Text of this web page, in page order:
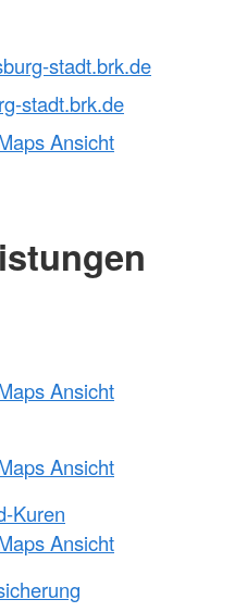
stadt.brk.de
stadt.brk.de
Ansicht
Ansicht
Ansicht
Kuren
Ansicht